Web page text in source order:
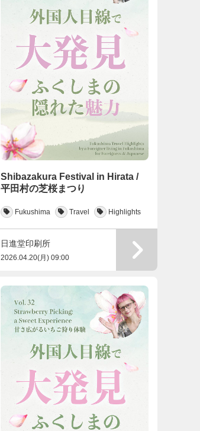
Shibazakura Festival in Hirata /
平田村の芝桜まつり
Fukushima Travel Highlights
日進堂印刷所
2026.04.20(月) 09:00